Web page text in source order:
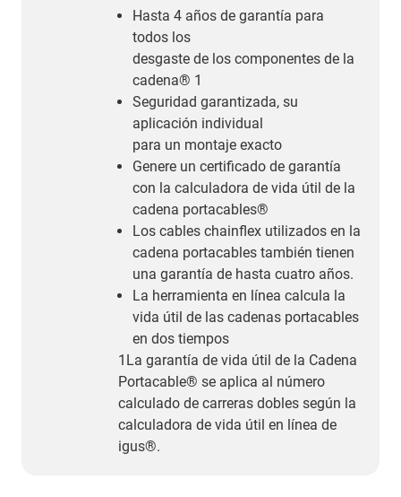
Hasta 4 años de garantía para
todos los
desgaste de los componentes de la
cadena® 1
Seguridad garantizada, su
aplicación individual
para un montaje exacto
Genere un certificado de garantía
con la calculadora de vida útil de la
cadena portacables®
Los cables chainflex utilizados en la
cadena portacables también tienen
una garantía de hasta cuatro años.
La herramienta en línea calcula la
vida útil de las cadenas portacables
en dos tiempos
1La garantía de vida útil de la Cadena
Portacable® se aplica al número
calculado de carreras dobles según la
calculadora de vida útil en línea de
igus®.